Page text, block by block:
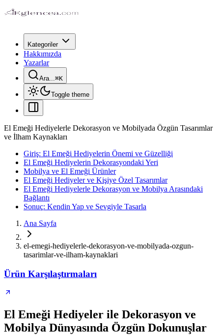
Kategoriler
Hakkımızda
Yazarlar
Ara...⌘K
Toggle theme
El Emeği Hediyelerle Dekorasyon ve Mobilyada Özgün Tasarımlar
ve İlham Kaynakları
Giriş: El Emeği Hediyelerin Önemi ve Güzelliği
El Emeği Hediyelerin Dekorasyondaki Yeri
Mobilya ve El Emeği Ürünler
El Emeği Hediyeler ve Kişiye Özel Tasarımlar
El Emeği Hediyelerle Dekorasyon ve Mobilya Arasındaki
Bağlantı
Sonuç: Kendin Yap ve Sevgiyle Tasarla
Ana Sayfa
el-emegi-hediyelerle-dekorasyon-ve-mobilyada-ozgun-
tasarimlar-ve-ilham-kaynaklari
Ürün Karşılaştırmaları
El Emeği Hediyeler ile Dekorasyon ve
Mobilya Dünyasında Özgün Dokunuşlar